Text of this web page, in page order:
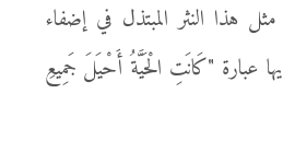
هذا النثر المبتذل في إضفاء
عبارة "كَانَتِ الْحَيَّةُ أَحْيَلَ جَمِيعِ